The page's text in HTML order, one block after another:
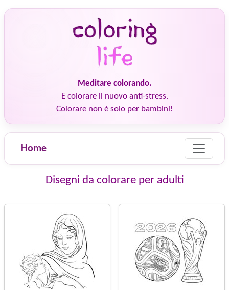
Meditare colorando.
E colorare il nuovo anti-stress.
Colorare non è solo per bambini!
Home
Disegni da colorare per adulti